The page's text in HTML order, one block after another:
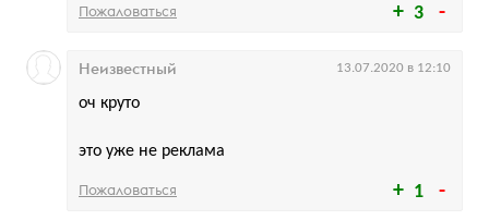
3
Пожаловаться
1
оч круто
это уже не реклама
Неизвестный 13.07.2020 в 12:10
Пожаловаться